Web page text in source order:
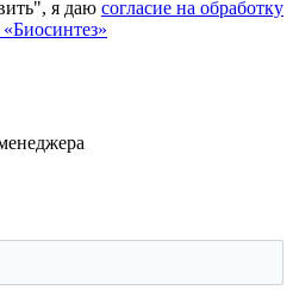
я даю согласие на обработку